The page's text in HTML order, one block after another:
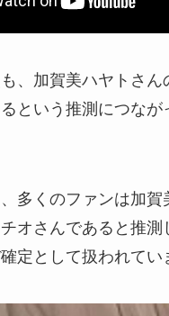
、加賀美ハヤトさん
という推測につなが
多くのファンは加賀
オさんであると推測
定 として扱われてい